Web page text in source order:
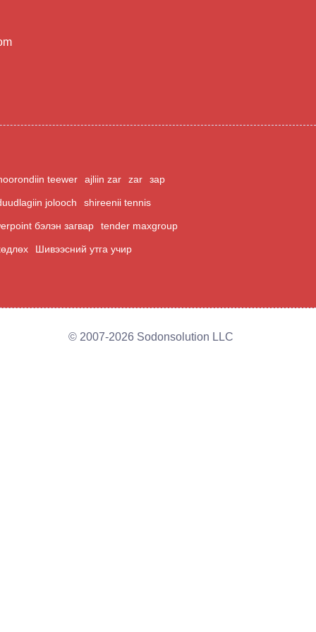
teewer ajliin zar zar зар
jolooch shireenii tennis
бэлэн загвар tender maxgroup
Шивээсний утга учир
© 2007-2026 Sodonsolution LLC